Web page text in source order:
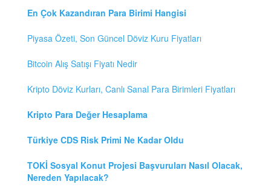
En Çok Kazandıran Para Birimi Hangisi
Piyasa Özeti, Son Güncel Döviz Kuru Fiyatları
Bitcoin Alış Satışı Fiyatı Nedir
Kripto Döviz Kurları, Canlı Sanal Para Birimleri Fiyatları
Kripto Para Değer Hesaplama
Türkiye CDS Risk Primi Ne Kadar Oldu
TOKİ Sosyal Konut Projesi Başvuruları Nasıl Olacak,
Nereden Yapılacak?